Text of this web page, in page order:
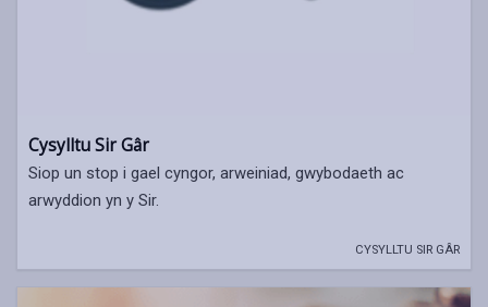
Cysylltu Sir Gâr
Siop un stop i gael cyngor, arweiniad, gwybodaeth ac
arwyddion yn y Sir.
CYSYLLTU SIR GÂR